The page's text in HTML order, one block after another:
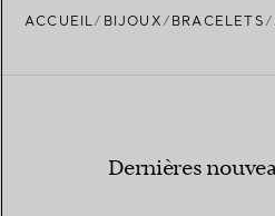
ACCUEIL BIJOUX BRACELETS
Dernières